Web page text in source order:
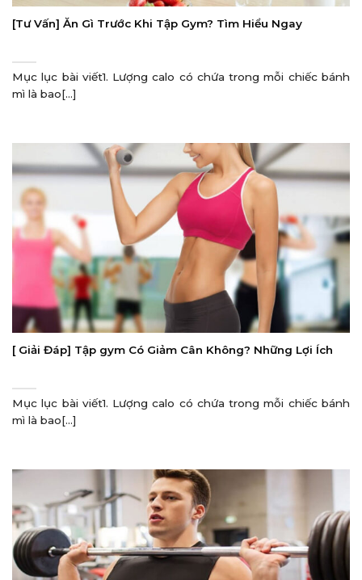
[Tư Vấn] Ăn Gì Trước Khi Tập Gym? Tìm Hiểu Ngay
Mục lục bài viết1. Lượng calo có chứa trong mỗi chiếc bánh
mì là bao[...]
[ Giải Đáp] Tập gym Có Giảm Cân Không? Những Lợi Ích
Mục lục bài viết1. Lượng calo có chứa trong mỗi chiếc bánh
mì là bao[...]